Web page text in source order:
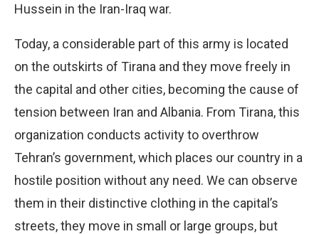
Hussein in the Iran-Iraq war.
Today, a considerable part of this army is located
on the outskirts of Tirana and they move freely in
the capital and other cities, becoming the cause of
tension between Iran and Albania. From Tirana, this
organization conducts activity to overthrow
Tehran’s government, which places our country in a
hostile position without any need. We can observe
them in their distinctive clothing in the capital’s
streets, they move in small or large groups, but